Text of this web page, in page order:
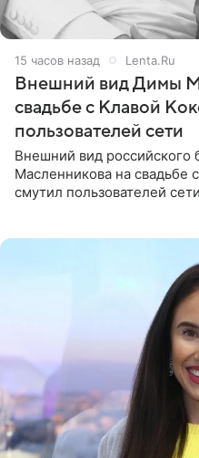
15 часов назад Lenta.Ru
Внешний вид Димы
свадьбе с Клавой
пользователей сети
Внешний вид
Масленникова на свадьбе
смутил пользователей